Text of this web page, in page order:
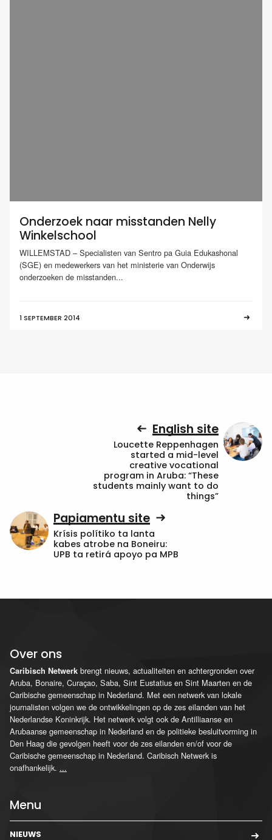
Onderzoek naar misstanden Nelly
Winkelschool
WILLEMSTAD – Specialisten van Sentro pa Guia Edukashonal
(SGE) en medewerkers van het ministerie van Onderwijs
onderzoeken de misstanden...
1 SEPTEMBER 2014
English site
Loucette Reppenhagen
started a mid-level
creative vocational
program in Aruba: “These
students mainly want to do
things”
Papiamentu site
Krísis polítiko ta lanta
kabes atrobe na Boneiru:
UPB ta retirá apoyo pa MPB
Over ons
Caribisch Netwerk brengt nieuws, actualiteiten en achtergronden over
Aruba, Bonaire, Curaçao, Saba, Sint Eustatius en Sint Maarten en de
Caribische gemeenschap in Nederland. Met een netwerk van lokale
journalisten volgen we de ontwikkelingen op de zes eilanden van het
Nederlandse Koninkrijk. Het netwerk volgt ook de Antilliaanse en
Arubaanse gemeenschap in Nederland en de politieke besluitvorming in
Den Haag die gevolgen heeft voor de zes eilanden en/of voor de
Caribische gemeenschap in Nederland. Caribisch Netwerk is
onafhankelijk. ...
Menu
NIEUWS